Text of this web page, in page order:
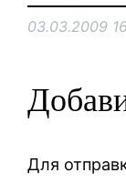
03.03.2009
Для